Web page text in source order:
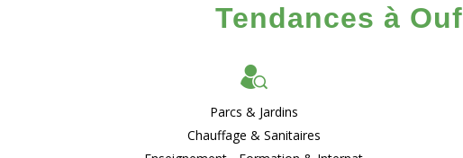
Tendances à
Parcs & Jardins
Chauffage & Sanitaires